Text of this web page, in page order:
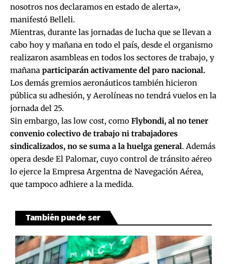
nosotros nos declaramos en estado de alerta»,
manifestó Belleli.
Mientras, durante las jornadas de lucha que se llevan a
cabo hoy y mañana en todo el país, desde el organismo
realizaron asambleas en todos los sectores de trabajo, y
mañana participarán activamente del paro nacional.
Los demás gremios aeronáuticos también hicieron
pública su adhesión, y Aerolíneas no tendrá vuelos en la
jornada del 25.
Sin embargo, las low cost, como Flybondi, al no tener
convenio colectivo de trabajo ni trabajadores
sindicalizados, no se suma a la huelga general. Además
opera desde El Palomar, cuyo control de tránsito aéreo
lo ejerce la Empresa Argentna de Navegación Aérea,
que tampoco adhiere a la medida.
También puede ser